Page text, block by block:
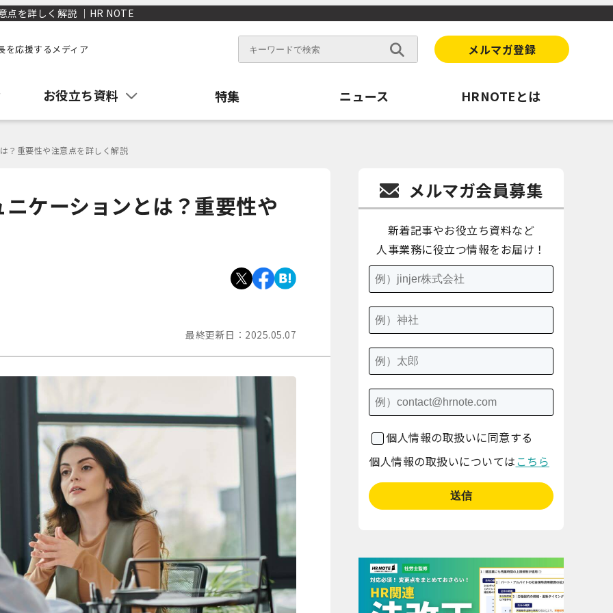
点を詳しく解説 ｜HR NOTE
を応援するメディア メルマガ登録
お役立ち資料 特集 ニュース HRNOTEとは
？重要性や注意点を詳しく解説
ケーションとは？重要性や
最終更新日： 2025.05.07
メルマガ会員募集
新着記事やお役立ち資料など
人事業務に役立つ情報をお届け！
個人情報の取扱いに同意する
個人情報の取扱いについては こちら